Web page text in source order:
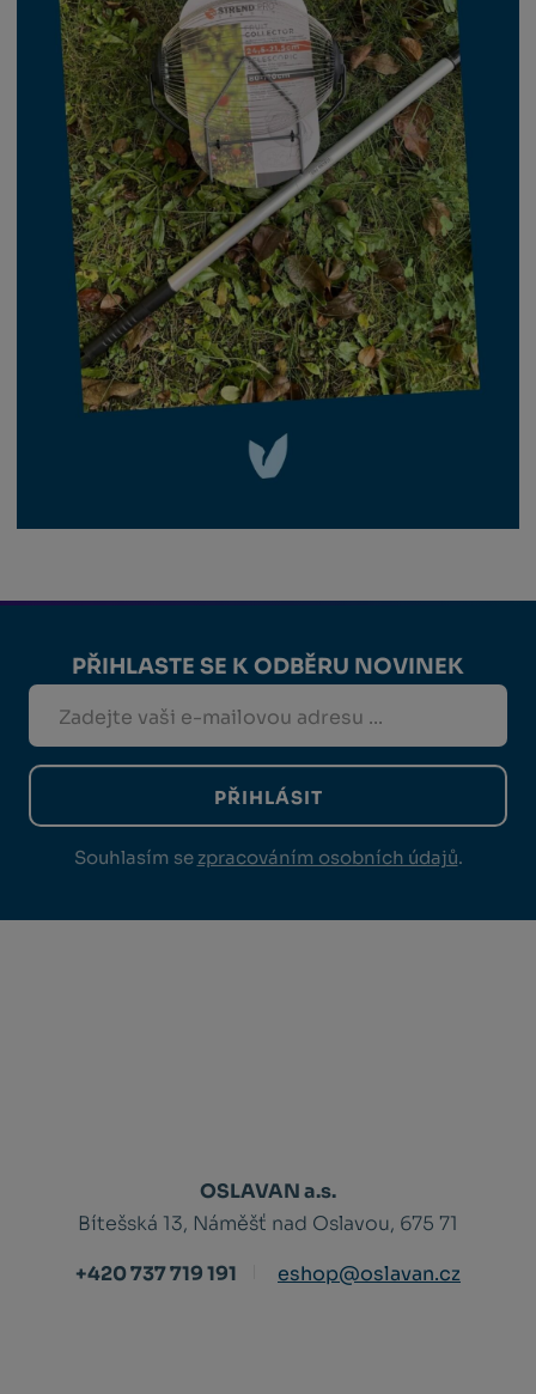
PŘIHLASTE SE K ODBĚRU NOVINEK
PŘIHLÁSIT
Souhlasím se zpracováním osobních údajů.
OSLAVAN a.s.
Bítešská 13, Náměšť nad Oslavou, 675 71
+420 737 719 191
eshop@oslavan.cz